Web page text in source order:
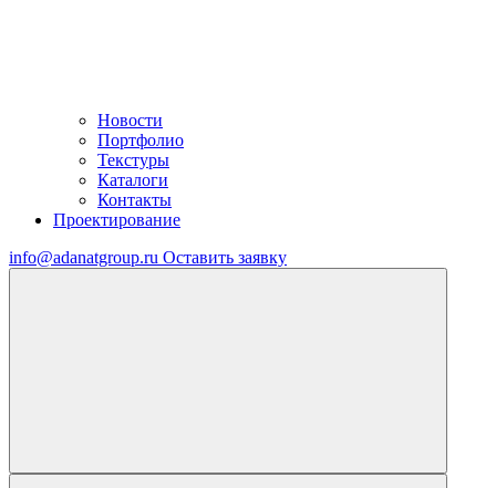
Новости
Портфолио
Текстуры
Каталоги
Контакты
Проектирование
info@adanatgroup.ru Оставить заявку